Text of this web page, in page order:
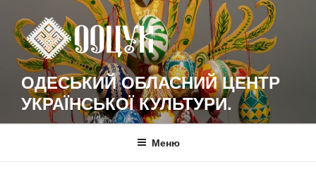
содержимому
ОДЕСЬКИЙ ОБЛАСНИЙ ЦЕНТР
УКРАЇНСЬКОЇ КУЛЬТУРИ.
Меню